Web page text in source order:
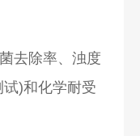
去除率、浊度
)和化学耐受